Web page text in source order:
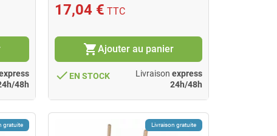
48h
17,04 € TTC
shopping_cartAjouter au panier
done EN STOCK Livraison express
24h/48h
gratuite Livraison gratuite